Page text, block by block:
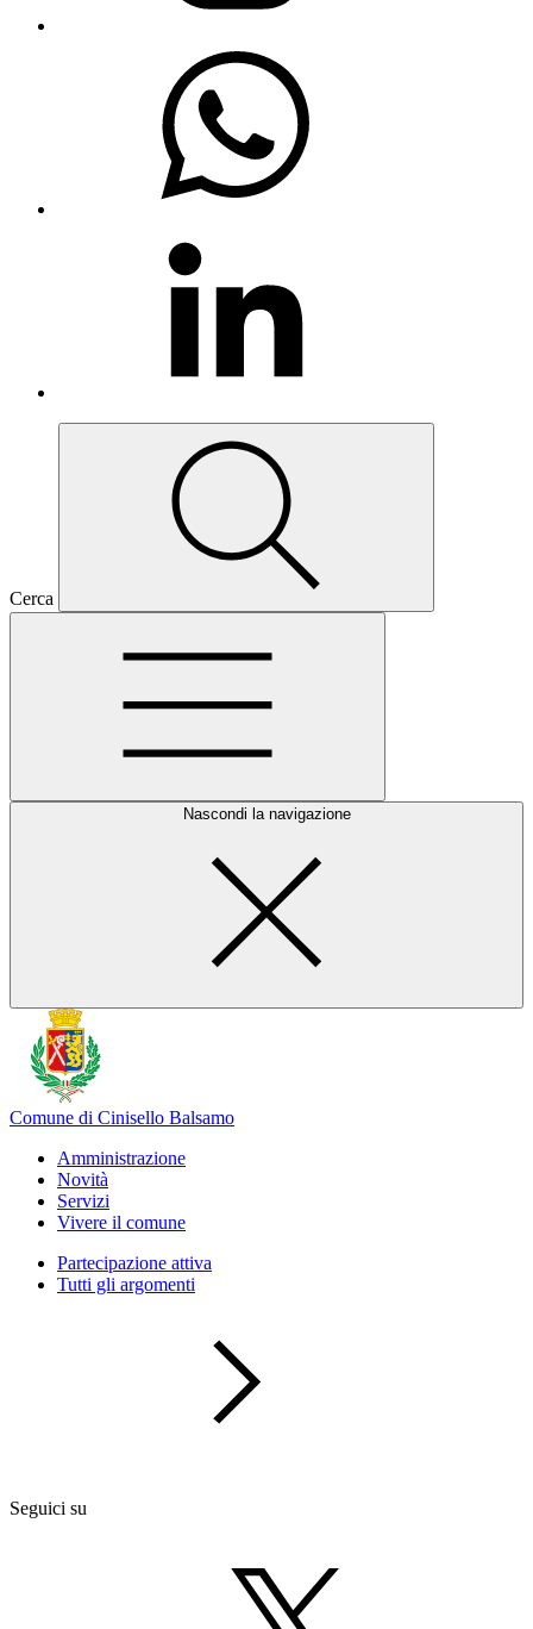
Cerca
Nascondi la navigazione
Comune di Cinisello Balsamo
Amministrazione
Novità
Servizi
Vivere il comune
Partecipazione attiva
Tutti gli argomenti
Seguici su